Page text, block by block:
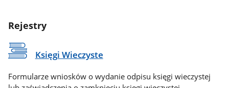
Rejestry
Księgi Wieczyste
Formularze wniosków o wydanie odpisu księgi wieczystej